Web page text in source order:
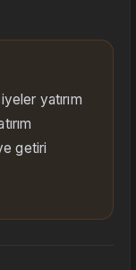
yatırım
getiri